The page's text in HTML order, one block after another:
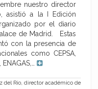
nuestro director
asistió a la I Edición
por el diario
de Madrid. Estas
con la presencia de
como CEPSA,
del Río, director académico de